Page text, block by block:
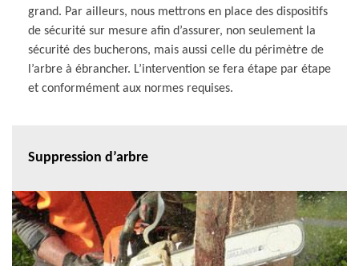
grand. Par ailleurs, nous mettrons en place des dispositifs
de sécurité sur mesure afin d’assurer, non seulement la
sécurité des bucherons, mais aussi celle du périmètre de
l’arbre à ébrancher. L’intervention se fera étape par étape
et conformément aux normes requises.
Suppression d’arbre